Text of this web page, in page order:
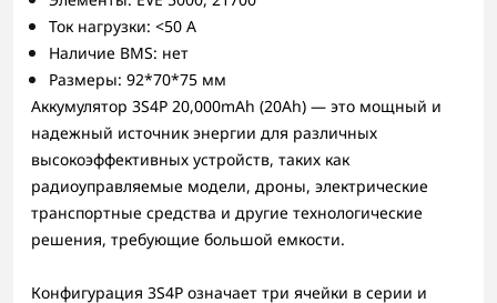
Ток нагрузки: <50 A
Наличие BMS: нет
Размеры: 92*70*75 мм
Аккумулятор 3S4P 20,000mAh (20Ah) — это мощный и
надежный источник энергии для различных
высокоэффективных устройств, таких как
радиоуправляемые модели, дроны, электрические
транспортные средства и другие технологические
решения, требующие большой емкости.
Конфигурация 3S4P означает три ячейки в серии и